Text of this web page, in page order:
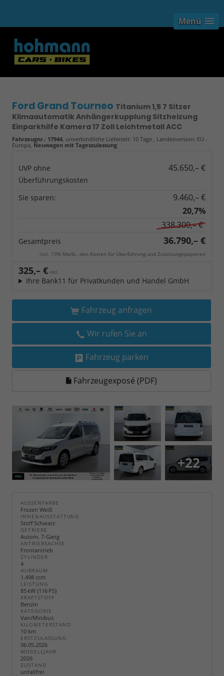
Menü
Ford Grand Tourneo Titanium 1,5 7 Sitzer
Klimaautomatik Anhängerkupplung Sitzheizung
Einparkhilfe Kamera 17 Zoll Leichtmetall ACC
Fahrzeugnr.: 17944, unverbindliche Lieferzeit: 10 Tage , Landesversion: EU -
Europa, Neuwagen mit Tageszulassung
UVP ohne
Überführungskosten
45.650,– €
Sie sparen:
9.460,– €
20,7%
338.300,– €
Gesamtpreis 36.790,– €
incl. 19% MwSt., den Kosten für Überführung und Zulassungspapieren
325,– € mtl.
Ihre Bank11 für Privatkunden und Handel GmbH
Fahrzeug anfragen
Wir rufen Sie an
Fahrzeug parken
Fahrzeugexposé (PDF)
+22
AUSSENFARBE
Frozen Weiß
INNENAUSSTATTUNG
Stoff Schwarz
GETRIEBE
Autom. 7-Gang
ANTRIEBSACHSE
Frontantrieb
ZYLINDER
4
HUBRAUM
1.498 ccm
LEISTUNG
85 kW (116 PS)
KRAFTSTOFF
Benzin
KATEGORIE
Van/Minibus
KILOMETERSTAND
10 km
ERSTZULASSUNG
06.05.2026
MODELLJAHR
2026
ZUSTAND
unfallfrei